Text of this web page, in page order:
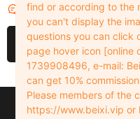
评论 0
Copyleft © 2022-2026
find or according to the
you can't display the
questions you can click
page hover icon [online
1739908496, e-mail:
can get 10%
Please members of the
https://www.beixi.vip or